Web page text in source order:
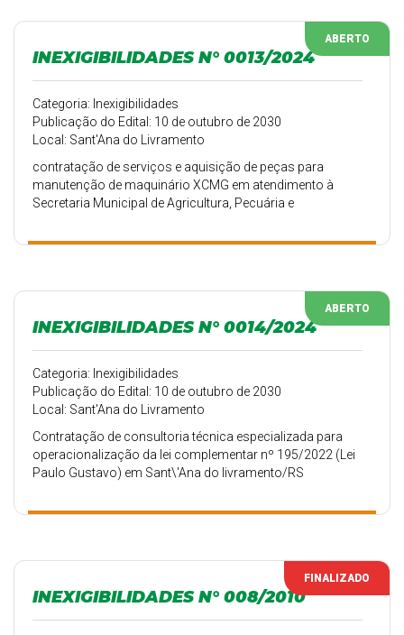
ABERTO
INEXIGIBILIDADES N° 0013/2024
Categoria: Inexigibilidades
Publicação do Edital: 10 de outubro de 2030
Local: Sant'Ana do Livramento
contratação de serviços e aquisição de peças para
manutenção de maquinário XCMG em atendimento à
Secretaria Municipal de Agricultura, Pecuária e
ABERTO
INEXIGIBILIDADES N° 0014/2024
Categoria: Inexigibilidades
Publicação do Edital: 10 de outubro de 2030
Local: Sant'Ana do Livramento
Contratação de consultoria técnica especializada para
operacionalização da lei complementar nº 195/2022 (Lei
Paulo Gustavo) em Sant\'Ana do livramento/RS
FINALIZADO
INEXIGIBILIDADES N° 008/2010